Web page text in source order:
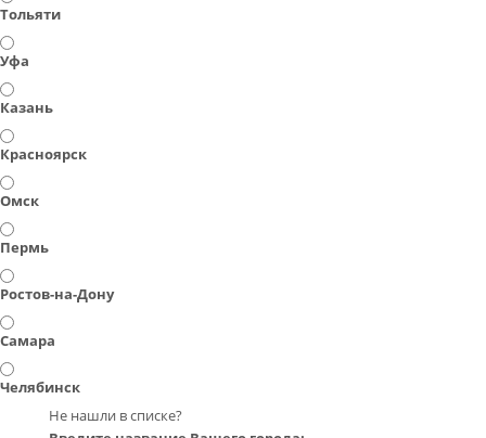
Тольяти
Уфа
Казань
Красноярск
Омск
Пермь
Ростов-на-Дону
Самара
Челябинск
Не нашли в списке?